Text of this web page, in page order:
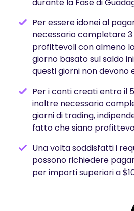
Per essere idonei al
necessario completare
profittevoli con almeno
giorno basato sul saldo
questi giorni non devono
Per i conti creati entro il
inoltre necessario
giorni di trading,
fatto che siano
Una volta soddisfatti i
possono richiedere
per importi superiori a